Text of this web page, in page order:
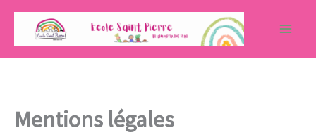
Aller
contenu
Mentions légales